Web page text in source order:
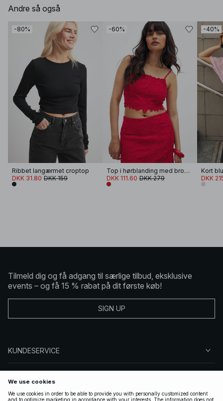
Andre så også
-80%
Ribbet langærmet croptop
DKK 31.80 DKK 159
-60%
Top i hørblanding med broderie anglaise-detalje
DKK 111.60 DKK 279
-40%
Kort
DKK
Tilmeld dig og få adgang til særlige tilbud, eksklusive
events – og få 15 % rabat på dit første køb!
SIGN UP
KUNDESERVICE